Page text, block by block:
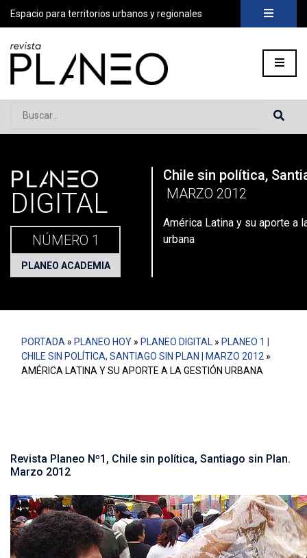
Espacio para territorios urbanos y regionales
Buscar...
Portada» Planeo Hoy Planeo Digital»PLANEO 1 | Chile
PLANEO
DIGITAL
NÚMERO 1
PLANEO ACADEMIA
Chile sin política,
MARZO 2012
América Latina y su aporte a
urbana
PORTADA » PLANEO HOY » PLANEO DIGITAL » PLANEO 1 |
CHILE SIN POLÍTICA, SANTIAGO SIN PLAN | MARZO 2012 »
AMÉRICA LATINA Y SU APORTE A LA GESTIÓN URBANA
Revista Planeo Nº1, Chile sin política, Santiago sin Plan.
Marzo 2012